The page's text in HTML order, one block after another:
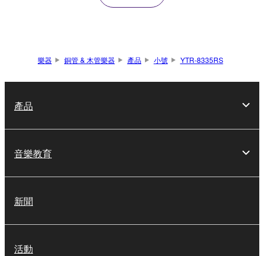
樂器 銅管 & 木管樂器 產品 小號 YTR-8335RS
產品
音樂教育
新聞
活動